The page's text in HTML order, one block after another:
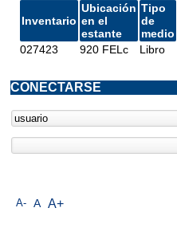
Inventario
Ubicación
en el
estante
Tipo
de
medio
027423 920 FELc Libro
A- A A+
CONECTARSE